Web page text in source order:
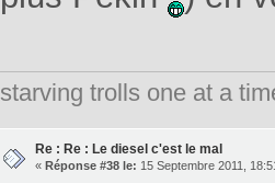
starving trolls one at a
Re : Re : Le diesel c'est le mal
« Réponse #38 le: 15 Septembre 2011,